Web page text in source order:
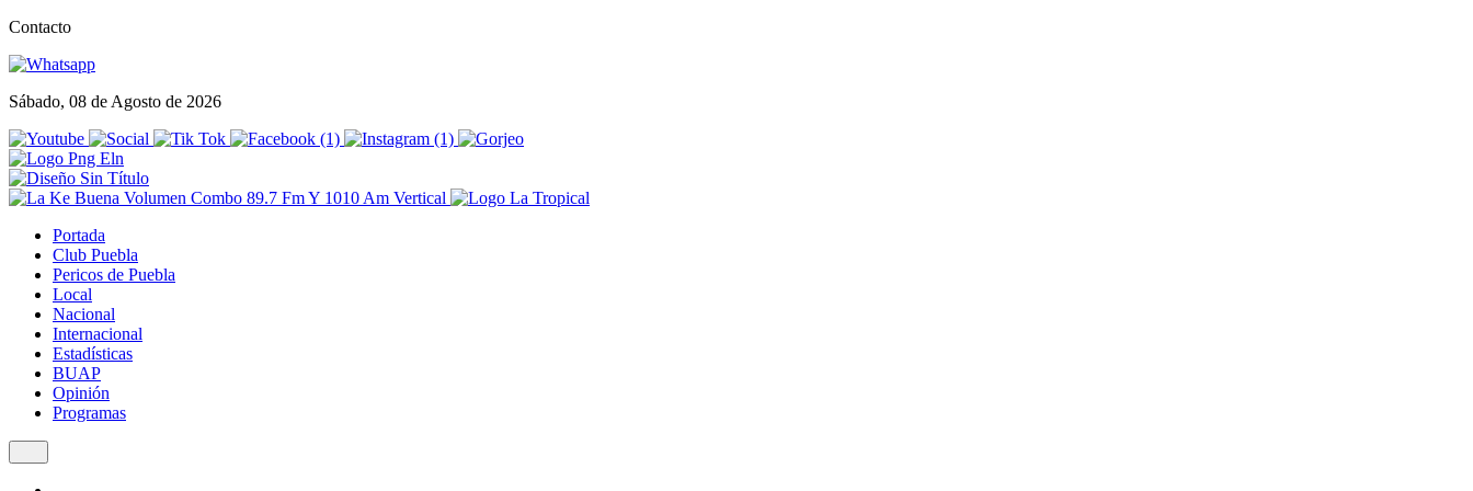
Contacto
Sábado, 08 de Agosto de 2026
Portada
Club Puebla
Pericos de Puebla
Local
Nacional
Internacional
Estadísticas
BUAP
Opinión
Programas